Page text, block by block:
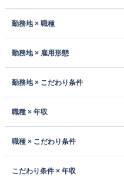
勤務地 × 職種
勤務地 × 雇用形態
勤務地 × こだわり条件
職種 × 年収
職種 × こだわり条件
こだわり条件 × 年収